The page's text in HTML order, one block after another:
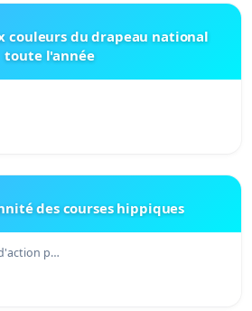
couleurs du drapeau national
toute l'année
des courses hippiques
p…